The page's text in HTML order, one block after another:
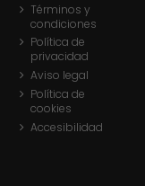
Términos y
condiciones
Política de
privacidad
Aviso legal
Política de
cookies
Accesibilidad